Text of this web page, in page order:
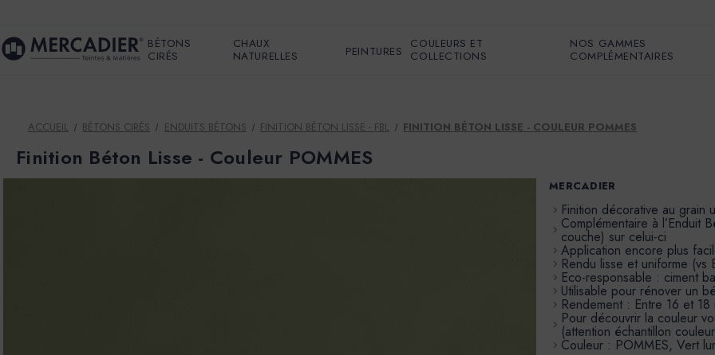
BÉTONS
CIRÉS
CHAUX
NATURELLES
PEINTURES
COULEURS ET
COLLECTIONS
NOS GAMMES
COMPLÉMENTAIRES
ACCUEIL BÉTONS CIRÉS ENDUITS BÉTONS FINITION BÉTON LISSE - FBL FINITION BÉTON LISSE - COULEUR POMMES
Finition Béton Lisse - Couleur POMMES
MERCADIER
Finition décorative au grain
Complémentaire à l’Enduit
couche) sur celui-ci
Application encore plus
Rendu lisse et uniforme
Eco-responsable : ciment
Utilisable pour rénover un
Rendement : Entre 16 et
Pour découvrir la couleur
(attention échantillon
Couleur : POMMES, Vert